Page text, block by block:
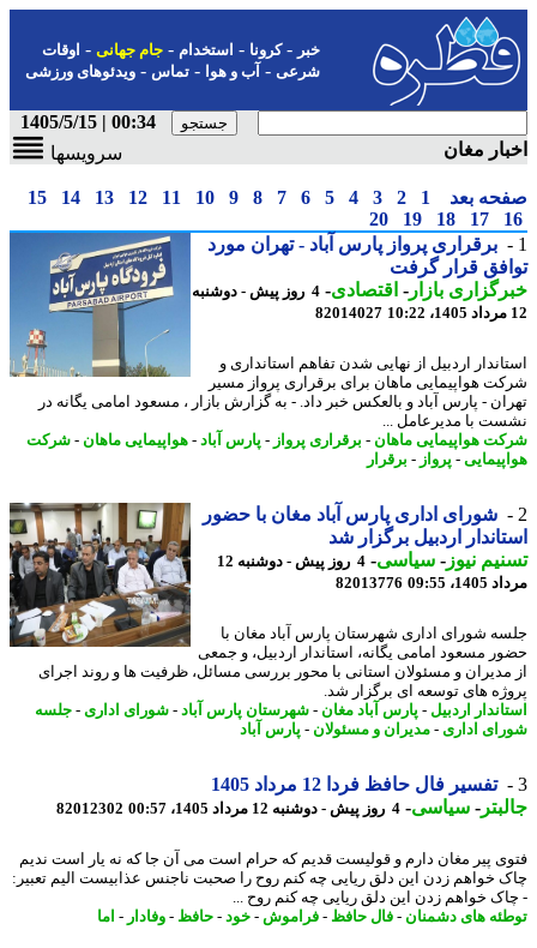
-کرونا-استخدام- جام جهانی-اوقات
شرعی-آب و هوا-تماس-ویدئوهای ورزشی
00:34 | 1405/5/15
مغان
سرویسها
بعد 1
2
3
4
5
6
7
8
9
10
11
12
13
14
15
17
18
19
20
برقراری پرواز پارس آباد - تهران مورد
قرار گرفت
بازار- اقتصادی- 4 روز پیش - دوشنبه
82014027
اردبیل از نهایی شدن تفاهم استانداری و
هواپیمایی ماهان برای برقراری پرواز مسیر
- پارس آباد و بالعکس خبر داد. - به گزارش بازار ، مسعود امامی یگانه در
با مدیرعامل ...
هواپیمایی ماهان-برقراری پرواز-پارس آباد- هواپیمایی ماهان-شرکت
-پرواز-برقرار
شورای اداری پارس آباد مغان با حضور
اردبیل برگزار شد
نیوز-سیاسی-
4 روز پیش - دوشنبه 12
09:55
82013776
شورای اداری شهرستان پارس آباد مغان با
مسعود امامی یگانه، استاندار اردبیل، و جمعی
و مسئولان استانی با محور بررسی مسائل، ظرفیت ها و روند اجرای
های توسعه ای برگزار شد.
اردبیل -پارس آباد مغان-شهرستان پارس آباد- شورای اداری- جلسه
اداری- مدیران و مسئولان-پارس آباد
تفسیر فال حافظ فردا 12 مرداد 1405
-سیاسی-4 روز پیش - دوشنبه 12 مرداد 1405، 00:57 82012302
پیر مغان دارم و قولیست قدیم که حرام است می آن جا که نه یار است ندیم
خواهم زدن این دلق ریایی چه کنم روح را صحبت ناجنس عذابیست الیم تعبیر:
خواهم زدن این دلق ریایی چه کنم روح ...
های دشمنان-فال حافظ-فراموش-خود -حافظ-وفادار-اما